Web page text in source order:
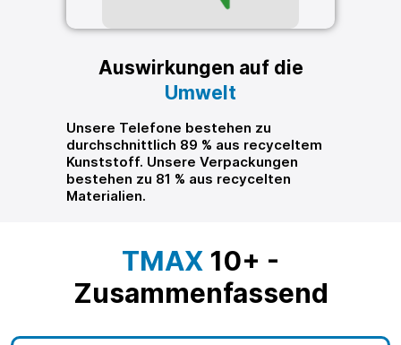
Auswirkungen auf die
Umwelt
Unsere Telefone bestehen zu
durchschnittlich 89 % aus recyceltem
Kunststoff. Unsere Verpackungen
bestehen zu 81 % aus recycelten
Materialien.
TMAX 10+ -
Zusammenfassend